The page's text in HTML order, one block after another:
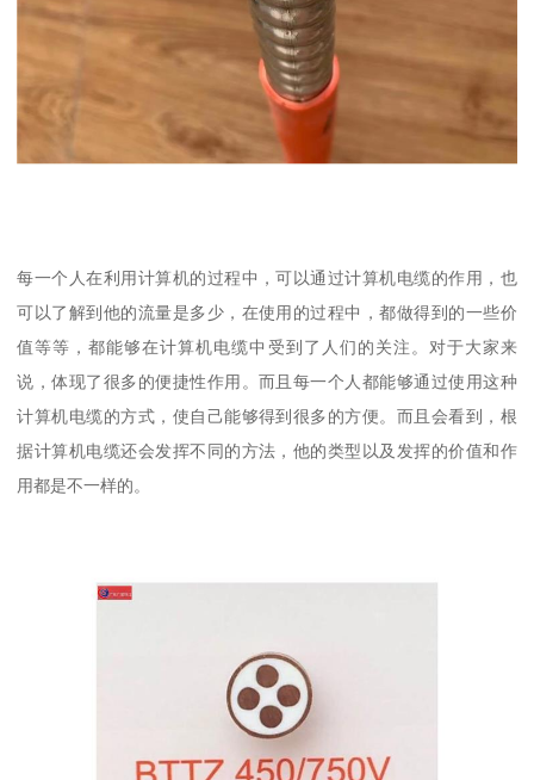
每一个人在利用计算机的过程中，可以通过计算机电缆的作用，也
可以了解到他的流量是多少，在使用的过程中，都做得到的一些价
值等等，都能够在计算机电缆中受到了人们的关注。对于大家来
说，体现了很多的便捷性作用。而且每一个人都能够通过使用这种
计算机电缆的方式，使自己能够得到很多的方便。而且会看到，根
据计算机电缆还会发挥不同的方法，他的类型以及发挥的价值和作
用都是不一样的。